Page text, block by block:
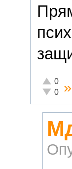
Отлично!
0
0